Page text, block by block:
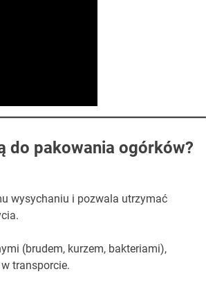
do pakowania ogórków?
wysychaniu i pozwala utrzymać
(brudem, kurzem, bakteriami),
transporcie.